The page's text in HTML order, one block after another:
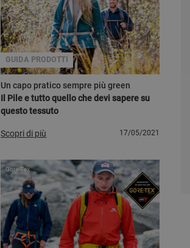
Un capo pratico sempre più green
Il Pile e tutto quello che devi sapere su
questo tessuto
GUIDA PRODOTTI
Scopri di più 17/05/2021
Gore-Tex